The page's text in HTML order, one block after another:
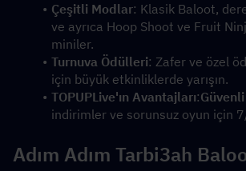
Çeşitli Modlar: Klasik Baloot,
ve ayrıca Hoop Shoot ve Fruit
miniler.
Turnuva Ödülleri: Zafer ve özel
için büyük etkinliklerde yarışın.
TOPUPLive'ın Avantajları:
indirimler ve sorunsuz oyun için
Adım Adım Tarbi3ah